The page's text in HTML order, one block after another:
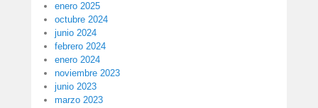
enero 2025
octubre 2024
junio 2024
febrero 2024
enero 2024
noviembre 2023
junio 2023
marzo 2023